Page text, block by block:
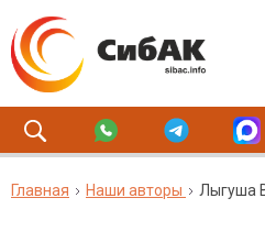
Главная Наши авторы Лыгуша